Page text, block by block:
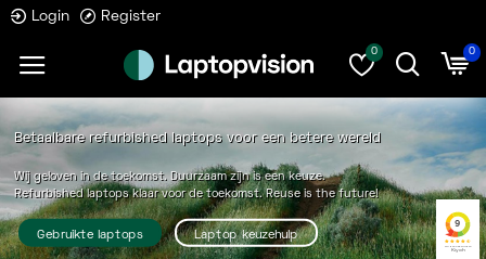
Login Register
0 0
Betaalbare refurbished laptops voor een betere wereld
Wij geloven in de toekomst. Duurzaam zijn is een keuze.
Refurbished laptops klaar voor de toekomst. Reuse is the future!
Gebruikte laptops Laptop keuzehulp